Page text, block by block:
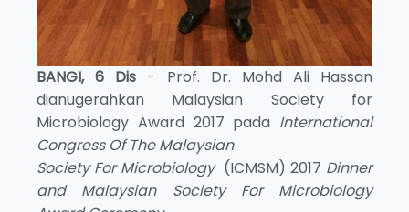
BANGI, 6 Dis - Prof. Dr. Mohd Ali Hassan
dianugerahkan Malaysian Society for
Microbiology Award 2017 pada International
Congress Of The Malaysian
Society For Microbiology (ICMSM) 2017 Dinner
and Malaysian Society For Microbiology